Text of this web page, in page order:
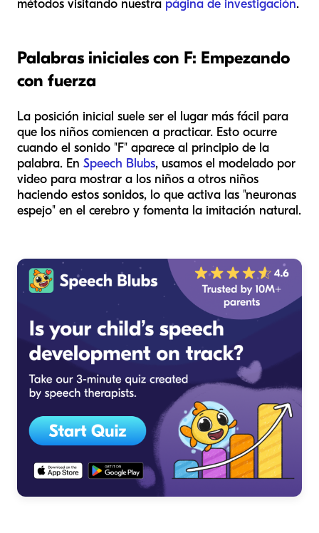
métodos visitando nuestra página de investigación.
Palabras iniciales con F: Empezando
con fuerza
La posición inicial suele ser el lugar más fácil para
que los niños comiencen a practicar. Esto ocurre
cuando el sonido "F" aparece al principio de la
palabra. En Speech Blubs, usamos el modelado por
video para mostrar a los niños a otros niños
haciendo estos sonidos, lo que activa las "neuronas
espejo" en el cerebro y fomenta la imitación natural.